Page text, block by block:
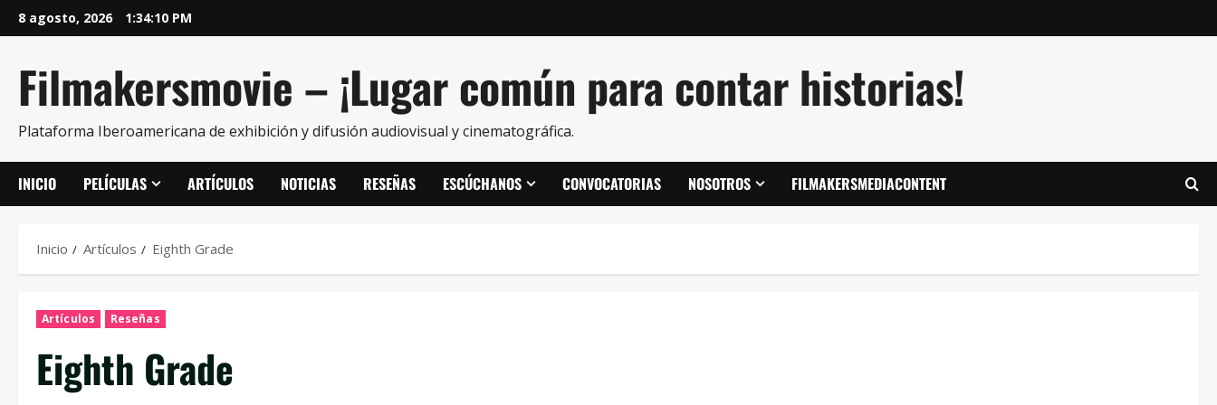
8 agosto, 2026 1:34:11 PM
Filmakersmovie – ¡Lugar común para contar historias!
Plataforma Iberoamericana de exhibición y difusión audiovisual y cinematográfica.
INICIO PELÍCULAS ARTÍCULOS NOTICIAS RESEÑAS ESCÚCHANOS CONVOCATORIAS NOSOTROS FILMAKERSMEDIACONTENT
Inicio Artículos Eighth Grade
Artículos Reseñas
Eighth Grade